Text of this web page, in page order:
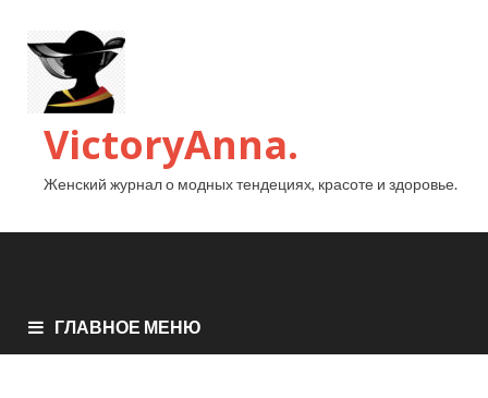
VictoryAnna.
Женский журнал о модных тендециях, красоте и здоровье.
ГЛАВНОЕ МЕНЮ